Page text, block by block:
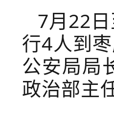
7月22
行4人到
公安局局
政治部主